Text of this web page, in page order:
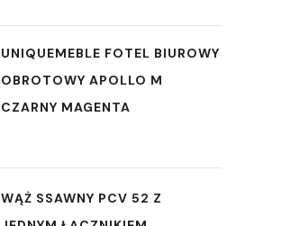
UNIQUEMEBLE FOTEL BIUROWY
OBROTOWY APOLLO M
CZARNY MAGENTA
WĄŻ SSAWNY PCV 52 Z